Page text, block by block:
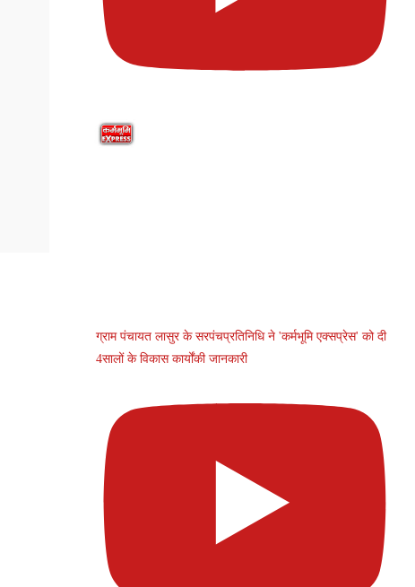
ग्राम पंचायत लासुर के सरपंचप्रतिनिधि ने 'कर्मभूमि एक्सप्रेस' को दी
4सालों के विकास कार्योंकी जानकारी